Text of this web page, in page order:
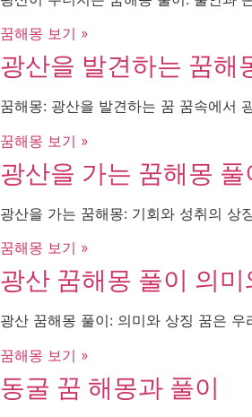
꿈해몽 보기 »
광산을 발견하는 꿈해
꿈해몽: 광산을 발견하는 꿈 꿈속에서
꿈해몽 보기 »
광산을 가는 꿈해몽
광산을 가는 꿈해몽: 기회와 성취의 상
꿈해몽 보기 »
광산 꿈해몽 풀이 의미
광산 꿈해몽 풀이: 의미와 상징 꿈은
꿈해몽 보기 »
동굴 꿈 해몽과 풀이